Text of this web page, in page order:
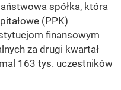
spółka, która
(PPK)
finansowym
za drugi kwartał
163 tys. uczestników